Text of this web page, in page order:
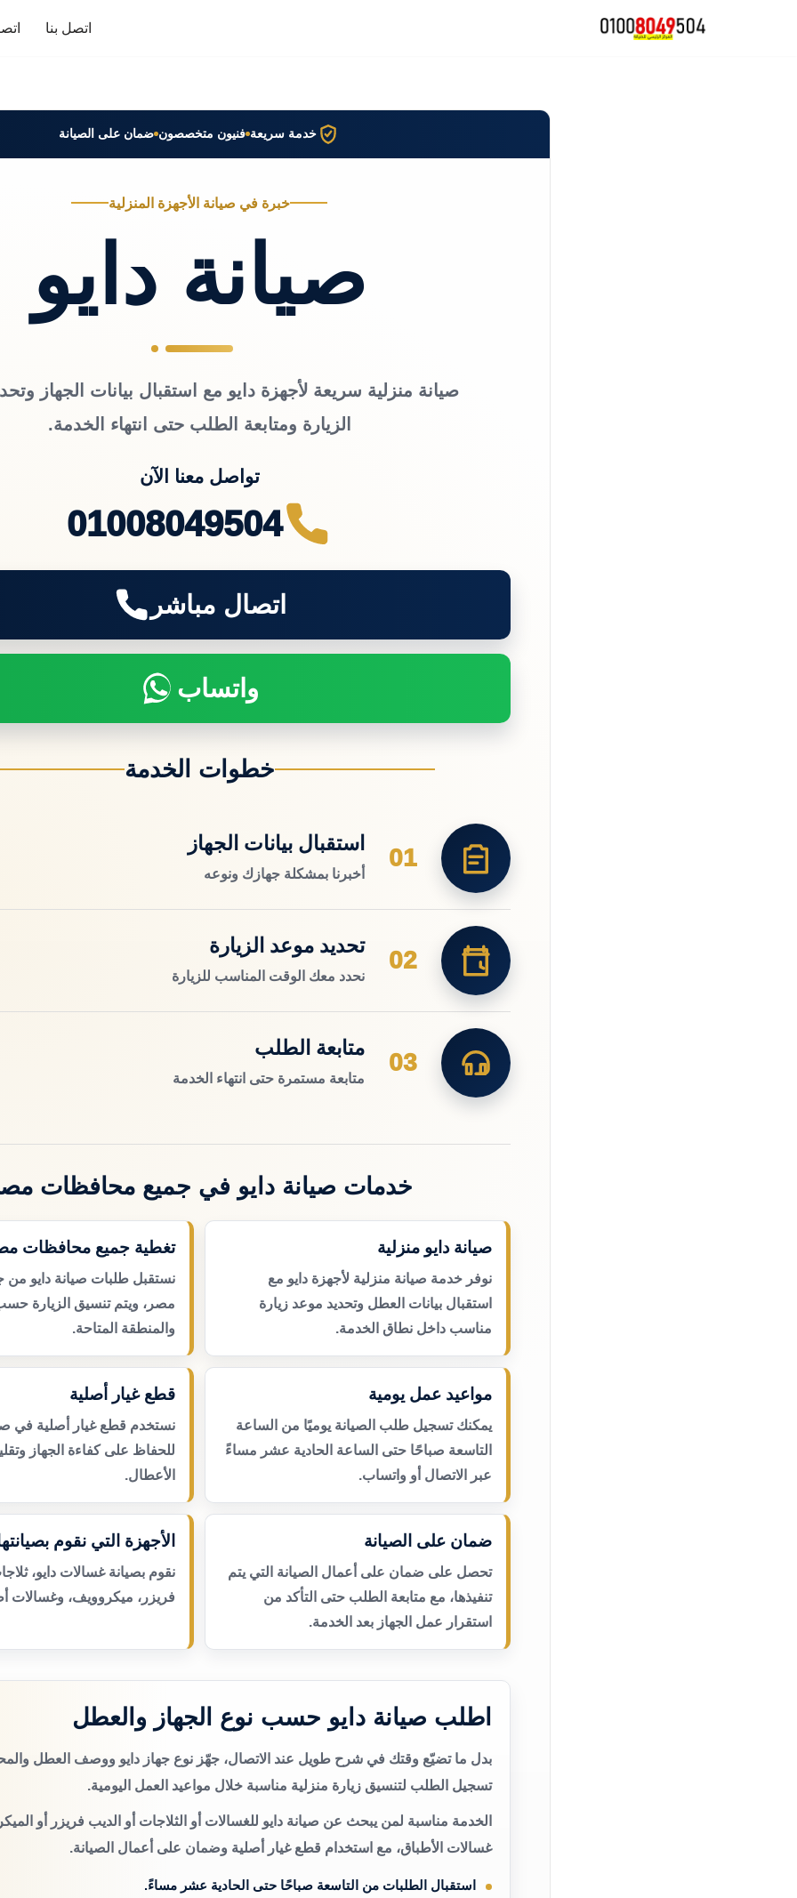
اتصل بنا
خدمة سريعة فنيون متخصصون ضمان على الصيانة
خبرة في صيانة الأجهزة المنزلية
صيانة دايو
صيانة منزلية سريعة لأجهزة دايو مع استقبال بيانات الجهاز
الزيارة ومتابعة الطلب حتى انتهاء الخدمة.
تواصل معنا الآن
01008049504
اتصال مباشر
واتساب
خطوات الخدمة
01
استقبال بيانات الجهاز
أخبرنا بمشكلة جهازك ونوعه
02
تحديد موعد الزيارة
نحدد معك الوقت المناسب للزيارة
03
متابعة الطلب
متابعة مستمرة حتى انتهاء الخدمة
خدمات صيانة دايو في جميع محافظات
صيانة دايو منزلية
نوفر خدمة صيانة منزلية لأجهزة دايو مع
استقبال بيانات العطل وتحديد موعد زيارة
مناسب داخل نطاق الخدمة.
تغطية جميع محافظات
نستقبل طلبات صيانة دايو
مصر، ويتم تنسيق الزيارة
والمنطقة المتاحة.
مواعيد عمل يومية
يمكنك تسجيل طلب الصيانة يوميًا من الساعة
التاسعة صباحًا حتى الساعة الحادية عشر مساءً
عبر الاتصال أو واتساب.
قطع غيار أصلية
نستخدم قطع غيار أصلية في
للحفاظ على كفاءة الجهاز
الأعطال.
ضمان على الصيانة
تحصل على ضمان على أعمال الصيانة التي يتم
تنفيذها، مع متابعة الطلب حتى التأكد من
استقرار عمل الجهاز بعد الخدمة.
الأجهزة التي نقوم
نقوم بصيانة غسالات دايو،
فريزر، ميكروويف، وغسالات
اطلب صيانة دايو حسب نوع الجهاز والعطل
بدل ما تضيّع وقتك في شرح طويل عند الاتصال، جهّز نوع جهاز دايو ووصف العطل
تسجيل الطلب لتنسيق زيارة منزلية مناسبة خلال مواعيد العمل اليومية.
الخدمة مناسبة لمن يبحث عن صيانة دايو للغسالات أو الثلاجات أو الديب فريزر أو
غسالات الأطباق، مع استخدام قطع غيار أصلية وضمان على أعمال الصيانة.
استقبال الطلبات من التاسعة صباحًا حتى الحادية عشر مساءً.